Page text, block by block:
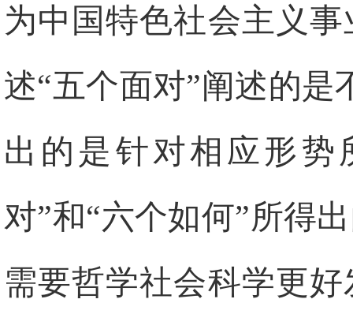
为中国特色社会主义
述“五个面对”阐述的是
出的是针对相应形势
对”和“六个如何”所得
需要哲学社会科学更